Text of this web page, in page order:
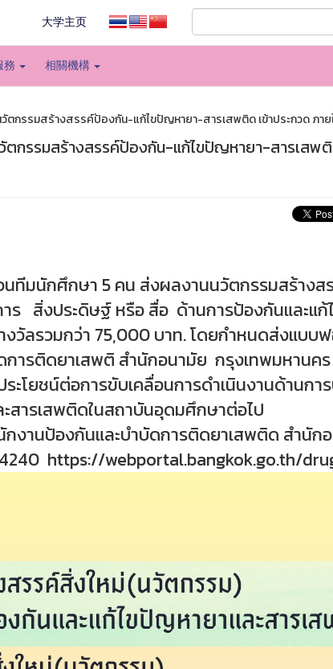
大学主页
務 相關機構
ตกรรมสร้างสรรค์ป้องกัน-แก้ไขปัญหายา-สารเสพติด เข้าประกวด ภาย
กรรมสร้างสรรค์ป้องกัน-แก้ไขปัญหายา-สารเสพติ
ทีมนักศึกษา 5 คน ส่งผลงานนวัตกรรมสร้างส
าร สิ่งประดิษฐ์ หรือ สื่อ ด้านการป้องกันและแ
งวัลรวมกว่า 75,000 บาท. โดยกำหนดส่งแบบ
ารติดยาเสพติ สำนักอนามัย กรุงเทพมหานค
ะโยชน์ต่อการขับเคลื่อนการดำเนินงานด้านกา
สารเสพติดในสถาบันอุดมศึกษาต่อไป
กงานป้องกันและบำบัดการติดยาเสพติด สำนัก
https://webportal.bangkok.go.th/